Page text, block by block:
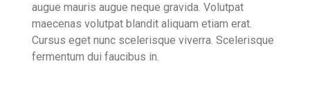
augue mauris augue neque gravida. Volutpat
maecenas volutpat blandit aliquam etiam erat.
Cursus eget nunc scelerisque viverra. Scelerisque
fermentum dui faucibus in.